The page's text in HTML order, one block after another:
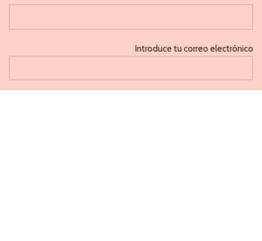
Introduce tu correo electrónico